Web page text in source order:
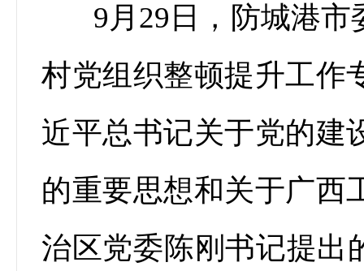
9月29日，防城港
村党组织整顿提升工作
近平总书记关于党的建
的重要思想和关于广西
治区党委陈刚书记提出